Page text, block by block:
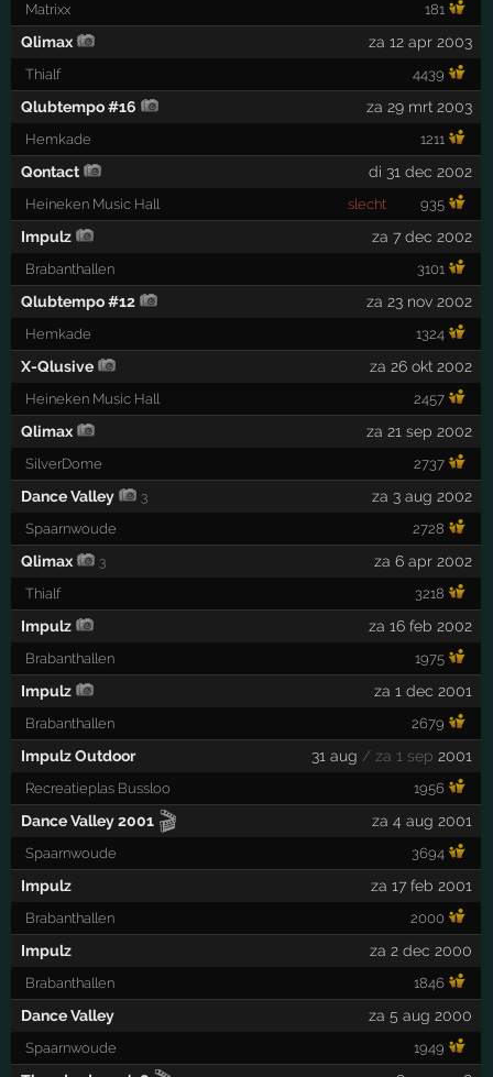
Matrixx 181
Qlimax za 12 apr 2003
Thialf 4439
Qlubtempo #16 za 29 mrt 2003
Hemkade 1211
Qontact di 31 dec 2002
Heineken Music Hall slecht 935
Impulz za 7 dec 2002
Brabanthallen 3101
Qlubtempo #12 za 23 nov 2002
Hemkade 1324
X-Qlusive za 26 okt 2002
Heineken Music Hall 2457
Qlimax za 21 sep 2002
SilverDome 2737
Dance Valley 3 za 3 aug 2002
Spaarnwoude 2728
Qlimax 3 za 6 apr 2002
Thialf 3218
Impulz za 16 feb 2002
Brabanthallen 1975
Impulz za 1 dec 2001
Brabanthallen 2679
Impulz Outdoor 31 aug / za 1 sep 2001
Recreatieplas Bussloo 1956
Dance Valley 2001 🎬 za 4 aug 2001
Spaarnwoude 3694
Impulz za 17 feb 2001
Brabanthallen 2000
Impulz za 2 dec 2000
Brabanthallen 1846
Dance Valley za 5 aug 2000
Spaarnwoude 1949